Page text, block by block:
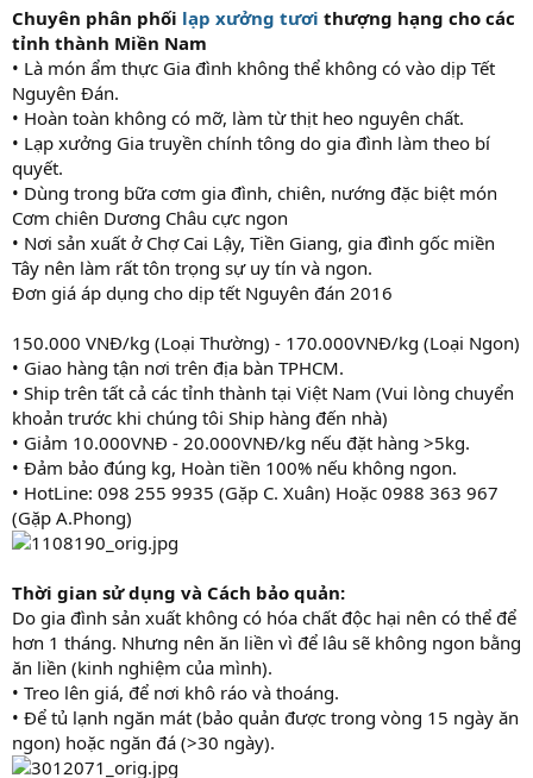
Chuyên phân phối lạp xưởng tươi thượng hạng cho các
tỉnh thành Miền Nam
• Là món ẩm thực Gia đình không thể không có vào dịp Tết
Nguyên Đán.
• Hoàn toàn không có mỡ, làm từ thịt heo nguyên chất.
• Lạp xưởng Gia truyền chính tông do gia đình làm theo bí
quyết.
• Dùng trong bữa cơm gia đình, chiên, nướng đặc biệt món
Cơm chiên Dương Châu cực ngon
• Nơi sản xuất ở Chợ Cai Lậy, Tiền Giang, gia đình gốc miền
Tây nên làm rất tôn trọng sự uy tín và ngon.
Đơn giá áp dụng cho dịp tết Nguyên đán 2016
150.000 VNĐ/kg (Loại Thường) - 170.000VNĐ/kg (Loại Ngon)
• Giao hàng tận nơi trên địa bàn TPHCM.
• Ship trên tất cả các tỉnh thành tại Việt Nam (Vui lòng chuyển
khoản trước khi chúng tôi Ship hàng đến nhà)
• Giảm 10.000VNĐ - 20.000VNĐ/kg nếu đặt hàng >5kg.
• Đảm bảo đúng kg, Hoàn tiền 100% nếu không ngon.
• HotLine: 098 255 9935 (Gặp C. Xuân) Hoặc 0988 363 967
(Gặp A.Phong)
Thời gian sử dụng và Cách bảo quản:
Do gia đình sản xuất không có hóa chất độc hại nên có thể để
hơn 1 tháng. Nhưng nên ăn liền vì để lâu sẽ không ngon bằng
ăn liền (kinh nghiệm của mình).
• Treo lên giá, để nơi khô ráo và thoáng.
• Để tủ lạnh ngăn mát (bảo quản được trong vòng 15 ngày ăn
ngon) hoặc ngăn đá (>30 ngày).